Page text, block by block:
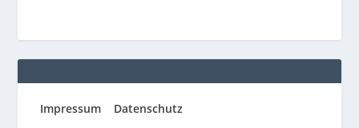
Impressum Datenschutz